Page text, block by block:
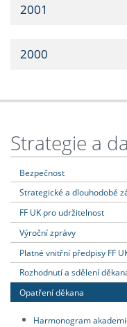
2001
2000
Strategie a
Bezpečnost
Strategické a dlouhodobé
FF UK pro udržitelnost
Výroční zprávy
Platné vnitřní předpisy FF
Rozhodnutí a sdělení
Opatření děkana
Harmonogram